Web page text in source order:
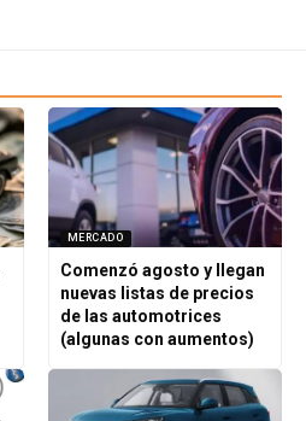
MERCADO
Comenzó agosto y llegan
nuevas listas de precios
de las automotrices
(algunas con aumentos)